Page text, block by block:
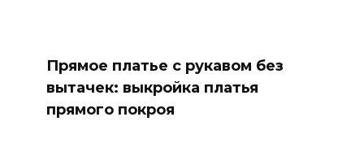
Прямое платье с рукавом без
вытачек: выкройка платья
прямого покроя